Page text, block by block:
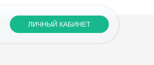
ЛИЧНЫЙ КАБИНЕТ